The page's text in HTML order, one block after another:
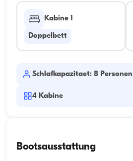
Kabine 1
Doppelbett
Schlafkapazitaet: 8 Personen
4 Kabine
Bootsausstattung